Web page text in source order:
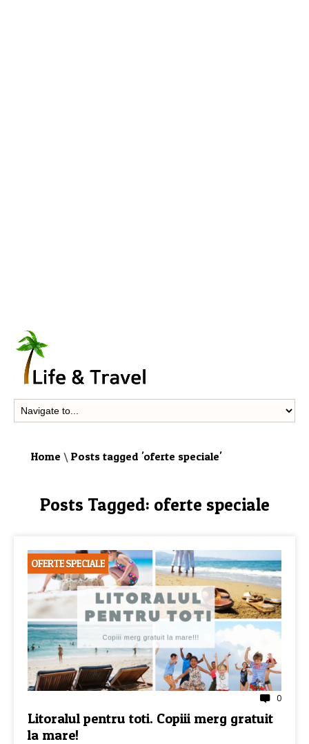
Home \ Posts tagged 'oferte speciale'
Posts Tagged: oferte speciale
OFERTE SPECIALE
0
Litoralul pentru toti. Copiii merg gratuit
la mare!